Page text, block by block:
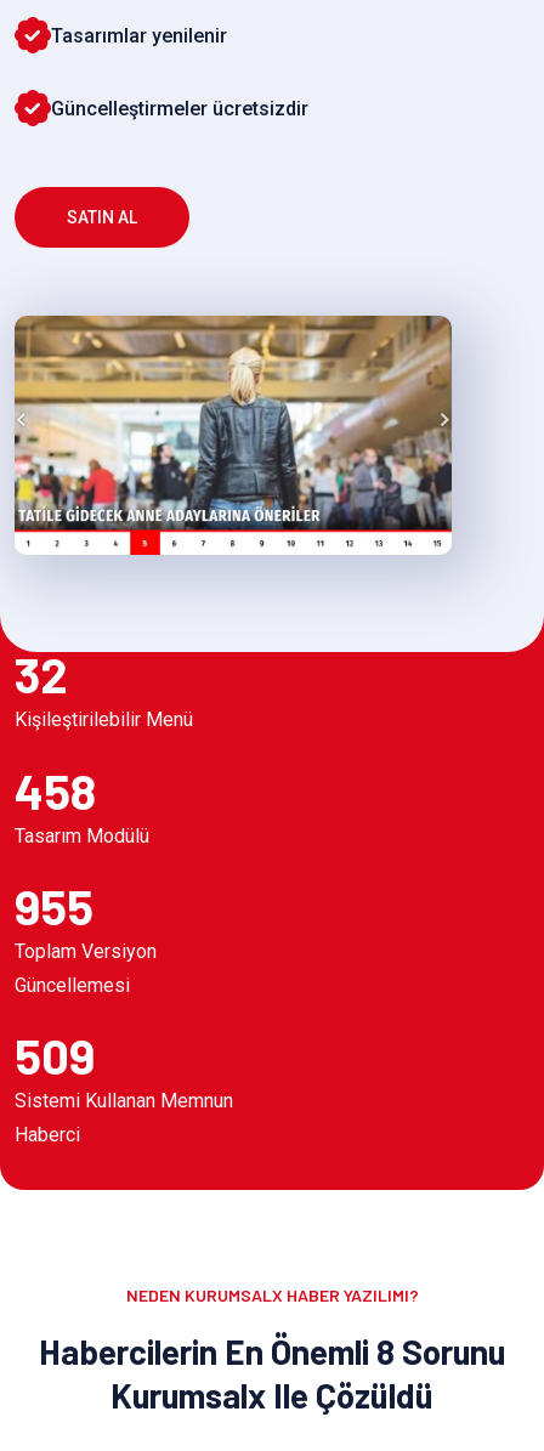
Tasarımlar yenilenir
Güncelleştirmeler ücretsizdir
SATIN AL
32
Kişileştirilebilir Menü
458
Tasarım Modülü
955
Toplam Versiyon
Güncellemesi
509
Sistemi Kullanan Memnun
Haberci
NEDEN KURUMSALX HABER YAZILIMI?
Habercilerin En Önemli 8 Sorunu
Kurumsalx Ile Çözüldü